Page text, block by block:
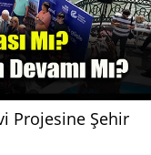
Projesine Şehir